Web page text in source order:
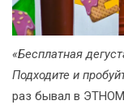
«Бесплатная
Подходите и
раз бывал в